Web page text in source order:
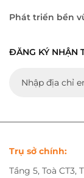
Phát triển bền
ĐĂNG KÝ NHẬN
Trụ sở chính:
Tầng 5, Toà